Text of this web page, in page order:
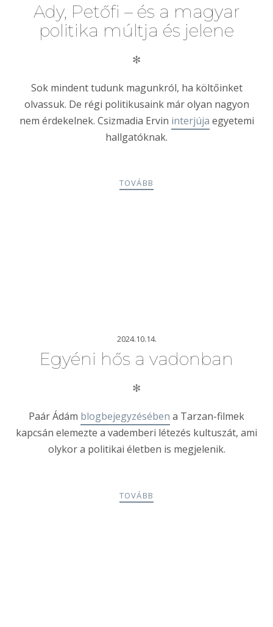
Ady, Petőfi – és a magyar
politika múltja és jelene
✻
Sok mindent tudunk magunkról, ha költőinket
olvassuk. De régi politikusaink már olyan nagyon
nem érdekelnek. Csizmadia Ervin interjúja egyetemi
hallgatóknak.
TOVÁBB
2024.10.14.
Egyéni hős a vadonban
✻
Paár Ádám blogbejegyzésében a Tarzan-filmek
kapcsán elemezte a vademberi létezés kultuszát, ami
olykor a politikai életben is megjelenik.
TOVÁBB